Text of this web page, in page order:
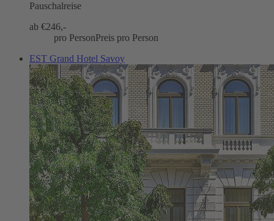
Pauschalreise
ab €246,-
pro PersonPreis pro Person
EST Grand Hotel Savoy